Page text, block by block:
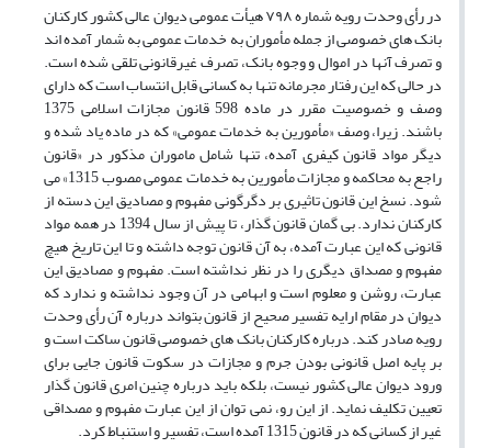
در رأی وحدت رویه شماره ۷۹۸ هیأت عمومی دیوان عالی کشور کارکنان
بانک های خصوصی از جمله مأموران به خدمات عمومی به شمار آمده اند
و تصرف آنها در اموال و وجوه بانک، تصرف غیرقانونی تلقی شده است.
در حالی که این رفتار مجرمانه تنها به کسانی قابل انتساب است که دارای
وصف و خصوصیت مقرر در ماده 598 قانون مجازات اسلامی 1375
باشند. زیرا، وصف «مأمورین به خدمات عمومی» که در ماده یاد شده و
دیگر مواد قانون کیفری آمده، تنها شامل ماموران مذکور در «قانون
راجع به محاکمه و مجازات مأمورین به خدمات عمومی مصوب 1315» می
شود. نسخ این قانون تاثیری بر دگرگونی مفهوم و مصادیق این دسته از
کارکنان ندارد. بی گمان قانون گذار، تا پیش از سال 1394 در همه مواد
قانونی که این عبارت آمده، به آن قانون توجه داشته و تا این تاریخ هیچ
مفهوم و مصداق دیگری را در نظر نداشته است. مفهوم و مصادیق این
عبارت، روشن و معلوم است و ابهامی در آن وجود نداشته و ندارد که
دیوان در مقام ارایه تفسیر صحیح از قانون بتواند درباره آن رأی وحدت
رویه صادر کند. درباره کارکنان بانک های خصوصی قانون ساکت است و
بر پایه اصل قانونی بودن جرم و مجازات در سکوت قانون جایی برای
ورود دیوان عالی کشور نیست، بلکه باید درباره چنین امری قانون گذار
تعیین تکلیف نماید. از این رو، نمی توان از این عبارت مفهوم و مصداقی
غیر از کسانی که در قانون 1315 آمده است، تفسیر و استنباط کرد.